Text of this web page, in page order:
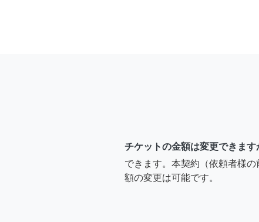
チケットの金額は変更できます
できます。本契約（依頼者様
額の変更は可能です。